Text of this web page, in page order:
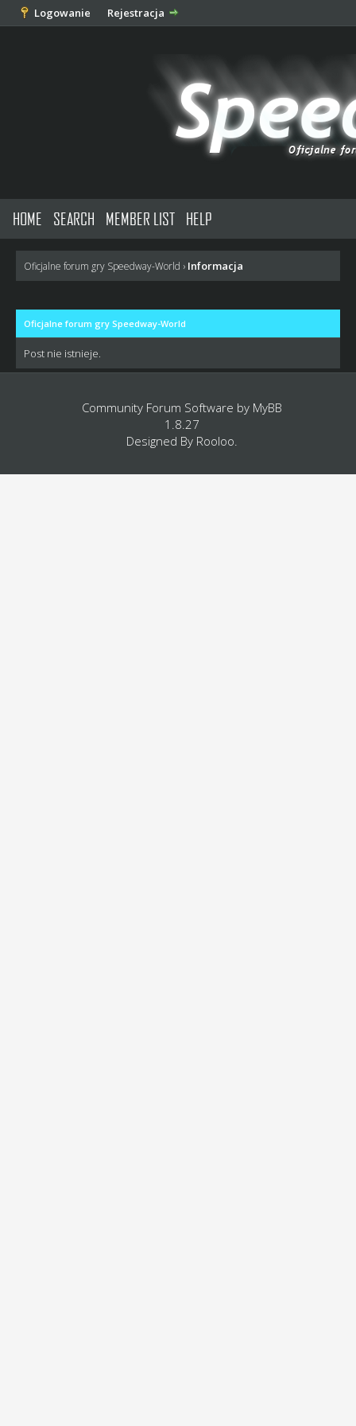
Logowanie Rejestracja
HOME SEARCH MEMBER LIST HELP
Oficjalne forum gry Speedway-World › Informacja
Oficjalne forum gry Speedway-World
Post nie istnieje.
Community Forum Software by MyBB
1.8.27
Designed By Rooloo.